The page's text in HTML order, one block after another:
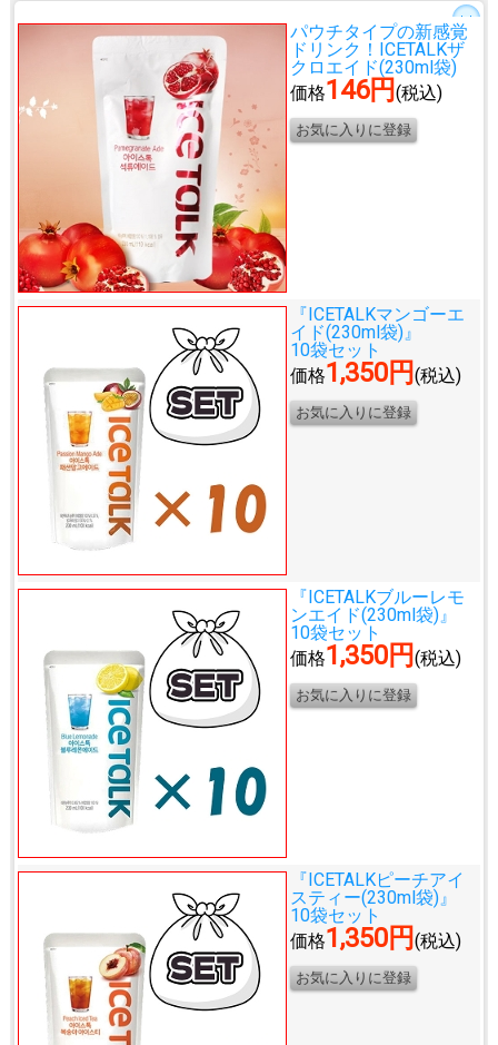
パウチタイプの新感覚
ドリンク！
ICETALKザ
クロエイド(230ml袋)
価格146円 (税込)
『ICETALKマンゴーエ
イド(230ml袋)』
10袋セット
価格1,350円 (税込)
『ICETALKブルーレモ
ンエイド(230ml袋)』
10袋セット
価格1,350円 (税込)
『ICETALKピーチアイ
スティー(230ml袋)』
10袋セット
価格1,350円 (税込)